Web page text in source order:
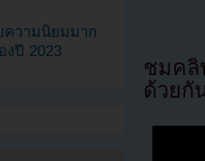
ชมคลิ
ด้วยกั
ความนิยมมาก
งปี 2023